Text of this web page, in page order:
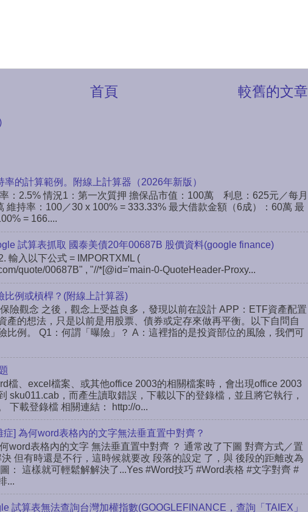
較舊的文章
首頁
的計算範例。附線上計算器（2026年新版）
：2.5% 情況1：第一次質押 擔保品市值：100萬 利息：625元／每月
維持率：100／30 x 100% = 333.33% 最大借款金額（6成）：60萬 最
= 166....
試算表抓取 國泰美債20年00687B 股價資料(google finance)
輸入以下公式 = IMPORTXML (
quote/00687B" , "//*[@id='main-0-QuoteHeader-Proxy...
比例或槓桿？(附線上計算器)
險觀念 之後，觀念上受益良多，發現以前在設計 APP：ETF資產配置
產的想法，只是以前是用股票、債券或定存來做再平衡。以下自問自
比例。 Q1：何謂「曝險」？ A：這裡指的是投資部位的風險，我們可
檔、excel檔案、或其他office 2003的相關檔案時，會出現office 2003
sku011.cab，而產生讀取錯誤，下載以下的登錄檔，並且將它執行，
下載登錄檔 相關連結： http://o...
症] 為何word表格內的文字無法垂直置中對齊？
word表格內的文字 無法垂直置中對齊 ？ 通常改了下圖 對齊方式／置
但有時還是不行，這時候就要改 段落的設定 了，與 後段的距離改為
： 這樣就可輕鬆解解決了...Yes #Word技巧 #Word表格 #文字對齊 #
...
試算表無法查詢台灣加權指數(GOOGLEFINANCE，查詢「TAIEX」